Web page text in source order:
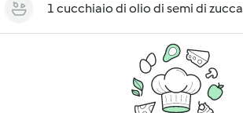
1 cucchiaio di olio di semi di zucca